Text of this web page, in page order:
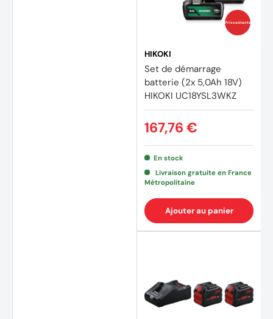
Prix coûtants
HIKOKI
Set de démarrage
batterie (2x 5,0Ah 18V)
HIKOKI UC18YSL3WKZ
167,76 €
En stock
Livraison gratuite en France
Métropolitaine
Ajouter au panier